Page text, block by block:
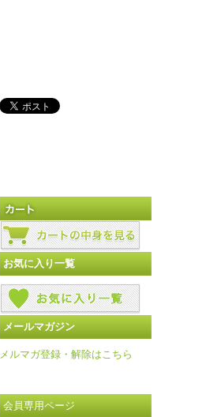
お気に入り一覧
メールマガジン
メルマガ登録・解除はこちら
会員専用ページ